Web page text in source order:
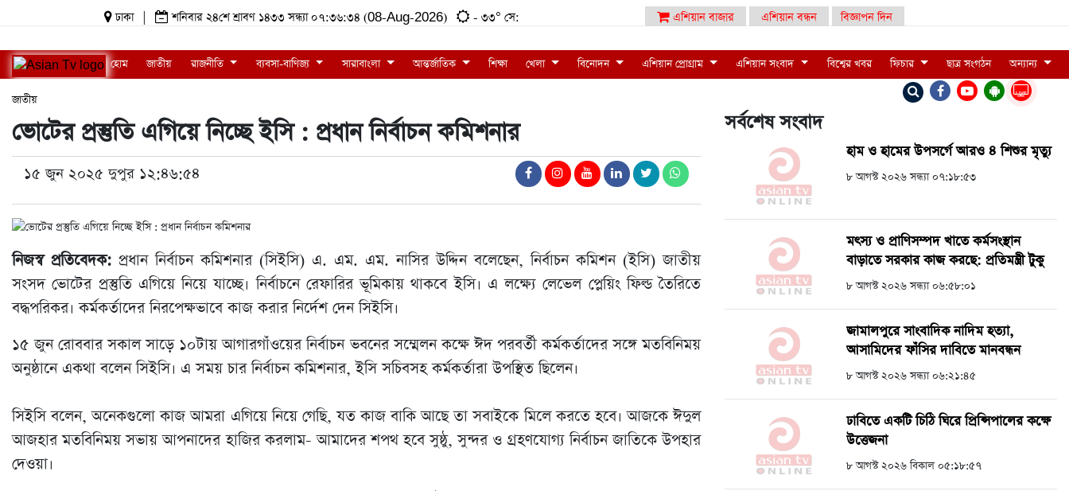
ঢাকা শনিবার ২৪শে শ্রাবণ ১৪৩৩ সন্ধ্যা ০৭:৩৬:৩৪ (08-Aug-2026) - ৩৩° সে: এশিয়ান বাজার এশিয়ান বন্ধন বিজ্ঞাপন দিন
LIVE
হোম জাতীয় রাজনীতি ব্যবসা-বাণিজ্য সারাবাংলা আন্তর্জাতিক শিক্ষা খেলা বিনোদন এশিয়ান প্রোগ্রাম এশিয়ান সংবাদ বিশ্বের খবর ফিচার ছাত্র সংগঠন অন্যান্য
জাতীয়
ভোটের প্রস্তুতি এগিয়ে নিচ্ছে ইসি : প্রধান নির্বাচন কমিশনার
১৫ জুন ২০২৫ দুপুর ১২:৪৬:৫৪
নিজস্ব প্রতিবেদক: প্রধান নির্বাচন কমিশনার (সিইসি) এ. এম. এম. নাসির উদ্দিন বলেছেন, নির্বাচন কমিশন (ইসি) জাতীয়
সংসদ ভোটের প্রস্তুতি এগিয়ে নিয়ে যাচ্ছে। নির্বাচনে রেফারির ভূমিকায় থাকবে ইসি। এ লক্ষ্যে লেভেল প্লেয়িং ফিল্ড তৈরিতে
বদ্ধপরিকর। কর্মকর্তাদের নিরপেক্ষভাবে কাজ করার নির্দেশ দেন সিইসি।
১৫ জুন রোববার সকাল সাড়ে ১০টায় আগারগাঁওয়ের নির্বাচন ভবনের সম্মেলন কক্ষে ঈদ পরবর্তী কর্মকর্তাদের সঙ্গে মতবিনিময়
অনুষ্ঠানে একথা বলেন সিইসি। এ সময় চার নির্বাচন কমিশনার, ইসি সচিবসহ কর্মকর্তারা উপস্থিত ছিলেন।
সিইসি বলেন, অনেকগুলো কাজ আমরা এগিয়ে নিয়ে গেছি, যত কাজ বাকি আছে তা সবাইকে মিলে করতে হবে। আজকে ঈদুল
আজহার মতবিনিময় সভায় আপনাদের হাজির করলাম- আমাদের শপথ হবে সুষ্ঠু, সুন্দর ও গ্রহণযোগ্য নির্বাচন জাতিকে উপহার
দেওয়া।
সর্বশেষ সংবাদ
হাম ও হামের উপসর্গে আরও ৪ শিশুর মৃত্যু
৮ আগস্ট ২০২৬ সন্ধ্যা ০৭:১৮:৫৩
মৎস্য ও প্রাণিসম্পদ খাতে কর্মসংস্থান
বাড়াতে সরকার কাজ করছে: প্রতিমন্ত্রী টুকু
৮ আগস্ট ২০২৬ সন্ধ্যা ০৬:৫৮:০১
জামালপুরে সাংবাদিক নাদিম হত্যা,
আসামিদের ফাঁসির দাবিতে মানবন্ধন
৮ আগস্ট ২০২৬ সন্ধ্যা ০৬:২১:৪৫
ঢাবিতে একটি চিঠি ঘিরে প্রিন্সিপালের কক্ষে
উত্তেজনা
৮ আগস্ট ২০২৬ বিকাল ০৫:১৮:৫৭